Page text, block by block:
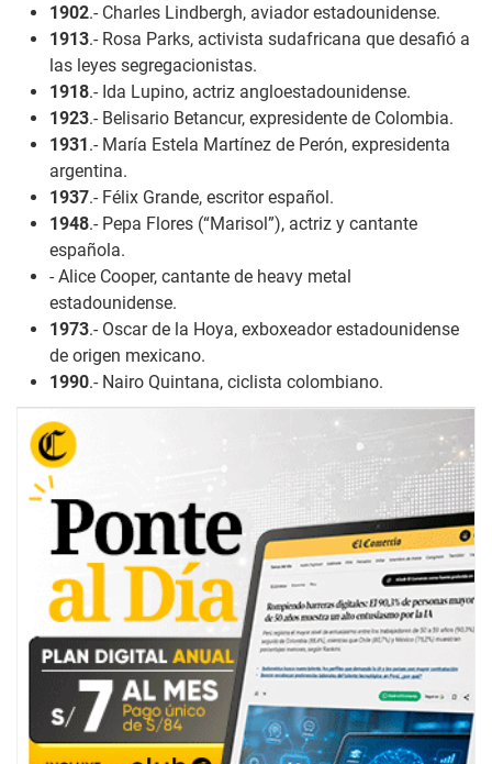
1902.- Charles Lindbergh, aviador estadounidense.
1913.- Rosa Parks, activista sudafricana que desafió a
las leyes segregacionistas.
1918.- Ida Lupino, actriz angloestadounidense.
1923.- Belisario Betancur, expresidente de Colombia.
1931.- María Estela Martínez de Perón, expresidenta
argentina.
1937.- Félix Grande, escritor español.
1948.- Pepa Flores (“Marisol”), actriz y cantante
española.
- Alice Cooper, cantante de heavy metal
estadounidense.
1973.- Oscar de la Hoya, exboxeador estadounidense
de origen mexicano.
1990.- Nairo Quintana, ciclista colombiano.